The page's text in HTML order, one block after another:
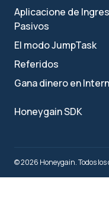
Aplicacione de
Pasivos
El modo JumpTask
Referidos
Gana dinero en
Honeygain SDK
© 2026 Honeygain. Todos los